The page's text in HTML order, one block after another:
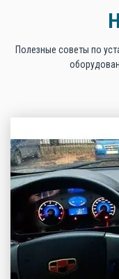
Полезные советы по